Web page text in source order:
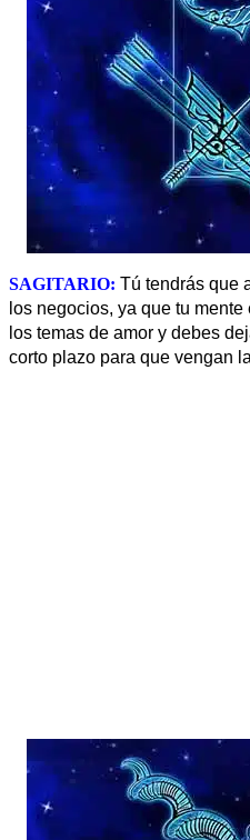
SAGITARIO: Tú tendrás que
los negocios, ya que tu
los temas de amor y debes
corto plazo para que vengan